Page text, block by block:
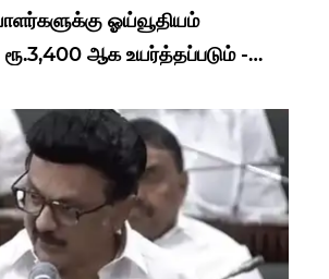
ஓய்வூதியம்
ரூ.3,400 ஆக உயர்த்தப்படும் -